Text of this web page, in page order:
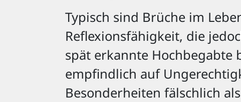
Typisch sind Brüche im
Reflexionsfähigkeit, die
spät erkannte Hochbegabte
empfindlich auf
Besonderheiten fälschlich